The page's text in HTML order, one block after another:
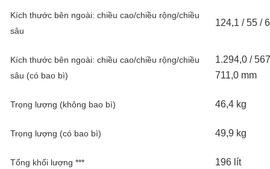
Kích thước bên ngoài: chiều cao/chiều rộng/chiều
sâu
124,1 / 55 /
Kích thước bên ngoài: chiều cao/chiều rộng/chiều
sâu (có bao bì)
1.294,0 /
711,0 mm
Trọng lượng (không bao bì) 46,4 kg
Trọng lượng (có bao bì) 49,9 kg
Tổng khối lượng *** 196 lít